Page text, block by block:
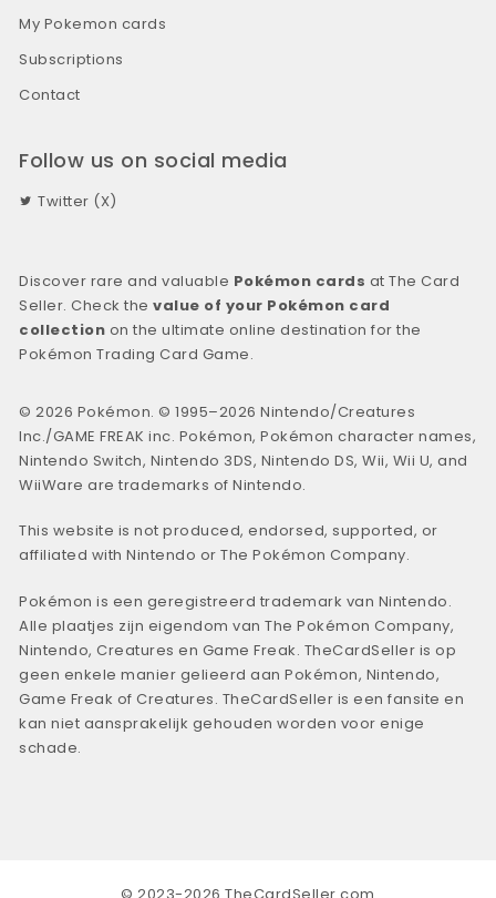
My Pokemon cards
Subscriptions
Contact
Follow us on social media
Twitter (X)
Discover rare and valuable Pokémon cards at The Card
Seller. Check thevalue of your Pokémon card
collection on the ultimate online destination for the
Pokémon Trading Card Game.
© 2026 Pokémon. © 1995–2026 Nintendo/Creatures
Inc./GAME FREAK inc. Pokémon, Pokémon character names,
Nintendo Switch, Nintendo 3DS, Nintendo DS, Wii, Wii U, and
WiiWare are trademarks of Nintendo.
This website is not produced, endorsed, supported, or
affiliated with Nintendo or The Pokémon Company.
Pokémon is een geregistreerd trademark van Nintendo.
Alle plaatjes zijn eigendom van The Pokémon Company,
Nintendo, Creatures en Game Freak. TheCardSeller is op
geen enkele manier gelieerd aan Pokémon, Nintendo,
Game Freak of Creatures. TheCardSeller is een fansite en
kan niet aansprakelijk gehouden worden voor enige
schade.
© 2023-2026 TheCardSeller.com